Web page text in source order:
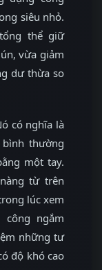
siêu nhỏ.
thể giữ
vừa giảm
dư thừa so
có nghĩa là
thường
một tay.
từ trên
lúc xem
ngắm
những tư
độ khó cao